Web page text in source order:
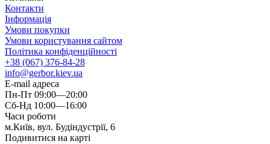
Контакти
Інформація
Умови покупки
Умови користування сайтом
Політика конфіденційності
+38 (067) 376-84-28
info@gerbor.kiev.ua
E-mail адреса
Пн-Пт 09:00—20:00
Сб-Нд 10:00—16:00
Часи роботи
м.Київ, вул. Будіндустрії, 6
Подивитися на карті